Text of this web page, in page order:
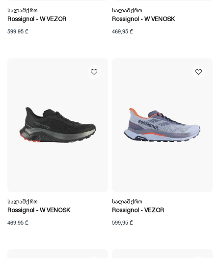
Სალაშქრო
Rossignol - W VEZOR
599,95 ₾
Სალაშქრო
Rossignol - W VENOSK
469,95 ₾
Სალაშქრო
Rossignol - W VENOSK
469,95 ₾
Სალაშქრო
Rossignol - VEZOR
599,95 ₾